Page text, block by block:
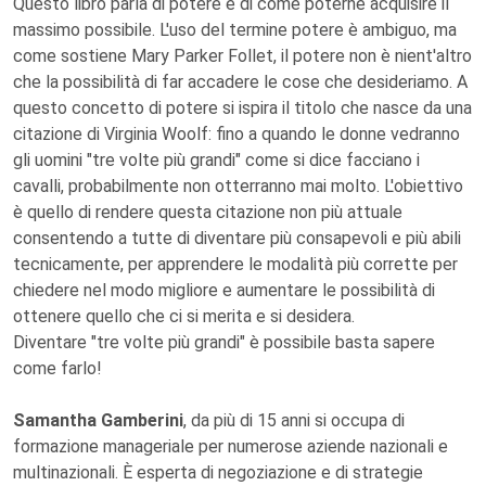
massimo possibile. L'uso del termine potere è ambiguo, ma
come sostiene Mary Parker Follet, il potere non è nient'altro
che la possibilità di far accadere le cose che desideriamo. A
questo concetto di potere si ispira il titolo che nasce da una
citazione di Virginia Woolf: fino a quando le donne vedranno
gli uomini "tre volte più grandi" come si dice facciano i
cavalli, probabilmente non otterranno mai molto. L'obiettivo
è quello di rendere questa citazione non più attuale
consentendo a tutte di diventare più consapevoli e più abili
tecnicamente, per apprendere le modalità più corrette per
chiedere nel modo migliore e aumentare le possibilità di
ottenere quello che ci si merita e si desidera.
Diventare "tre volte più grandi" è possibile basta sapere
come farlo!
Samantha Gamberini, da più di 15 anni si occupa di
formazione manageriale per numerose aziende nazionali e
multinazionali. È esperta di negoziazione e di strategie